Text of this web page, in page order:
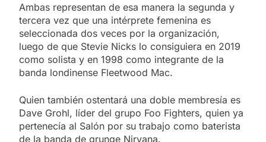
Ambas representan de esa manera la segunda y
tercera vez que una intérprete femenina es
seleccionada dos veces por la organización,
luego de que Stevie Nicks lo consiguiera en 2019
como solista y en 1998 como integrante de la
banda londinense Fleetwood Mac.
Quien también ostentará una doble membresía es
Dave Grohl, líder del grupo Foo Fighters, quien ya
pertenecía al Salón por su trabajo como baterista
de la banda de grunge Nirvana.